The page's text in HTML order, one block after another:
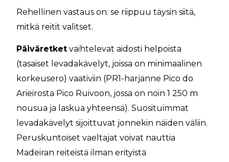
Rehellinen vastaus on: se riippuu täysin siitä,
mitkä reitit valitset.
Päiväretket vaihtelevat aidosti helpoista
(tasaiset levadakävelyt, joissa on minimaalinen
korkeusero) vaativiin (PR1-harjanne Pico do
Arieirosta Pico Ruivoon, jossa on noin 1 250 m
nousua ja laskua yhteensä). Suosituimmat
levadakävelyt sijoittuvat jonnekin näiden väliin.
Peruskuntoiset vaeltajat voivat nauttia
Madeiran reiteistä ilman erityistä